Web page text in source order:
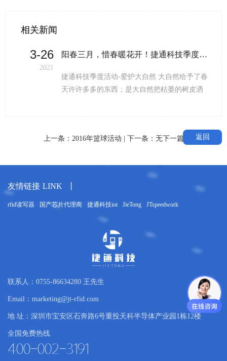
相关新闻
3-26
2021
阳春三月，惜春暖花开！捷通科技季度活动
捷通科技季度活动-爱护大自然 大自然给予了春
天许许多多的东西；是大自然把枯萎的树皮洒
上馥郁的清香，使它们个个争妍斗艳，好不美
大自然，爱护大自然吧！ 捷通科技组组织了爱
护环境，保护大自然的科普小课堂，了解水土
生态和人居环境。 春风拂面，繁花似锦 “春有
百花秋有月 ，夏有凉风冬有雪 ，若无闲事挂心
头，便是人间好时节。”一年四季，每个季节都
有每个季节的美。阳春三月，春暖花开，到处
是一片春意盎然的景象。 深圳市水土保持科技
示范园 园区功能 园区浓缩与汇合了近年来深圳
城市水土保持工作的经验和科研成果，是集科
技示范、科普推广、实验研究及技术交流于一
体的现代化示范平台和寓教于乐的课堂，对帮
助青少年儿
上一条： 2016年篮球活动 | 下一条： 无下一篇 返回
友情链接 LINK
rfid读写器 国产芯片代理商 捷通科技iot JieTong JTspeedwork
联系人：0755-86634280 王先生
Email：marketing@jt-rfid.com
地 址：深圳市宝安区石奔路6号重投天科半导体产业园1栋12楼
全国免费热线
400-002-3191